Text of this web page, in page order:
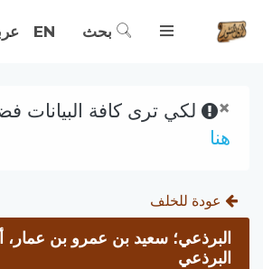
بحث EN
× لكي ترى كافة البيانات
هنا
عودة للخلف
البرذعي؛ سعيد بن عمرو بن عمار،
البرذعي